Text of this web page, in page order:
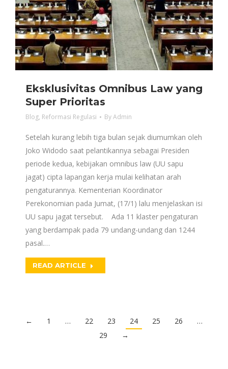
Eksklusivitas Omnibus Law yang
Super Prioritas
Blog, Reformasi Regulasi ByAdmin
Setelah kurang lebih tiga bulan sejak diumumkan oleh
Joko Widodo saat pelantikannya sebagai Presiden
periode kedua, kebijakan omnibus law (UU sapu
jagat) cipta lapangan kerja mulai kelihatan arah
pengaturannya. Kementerian Koordinator
Perekonomian pada Jumat, (17/1) lalu menjelaskan isi
UU sapu jagat tersebut. Ada 11 klaster pengaturan
yang berdampak pada 79 undang-undang dan 1244
pasal.…
READ ARTICLE
← 1 … 22 23 24 25 26
…
29
→